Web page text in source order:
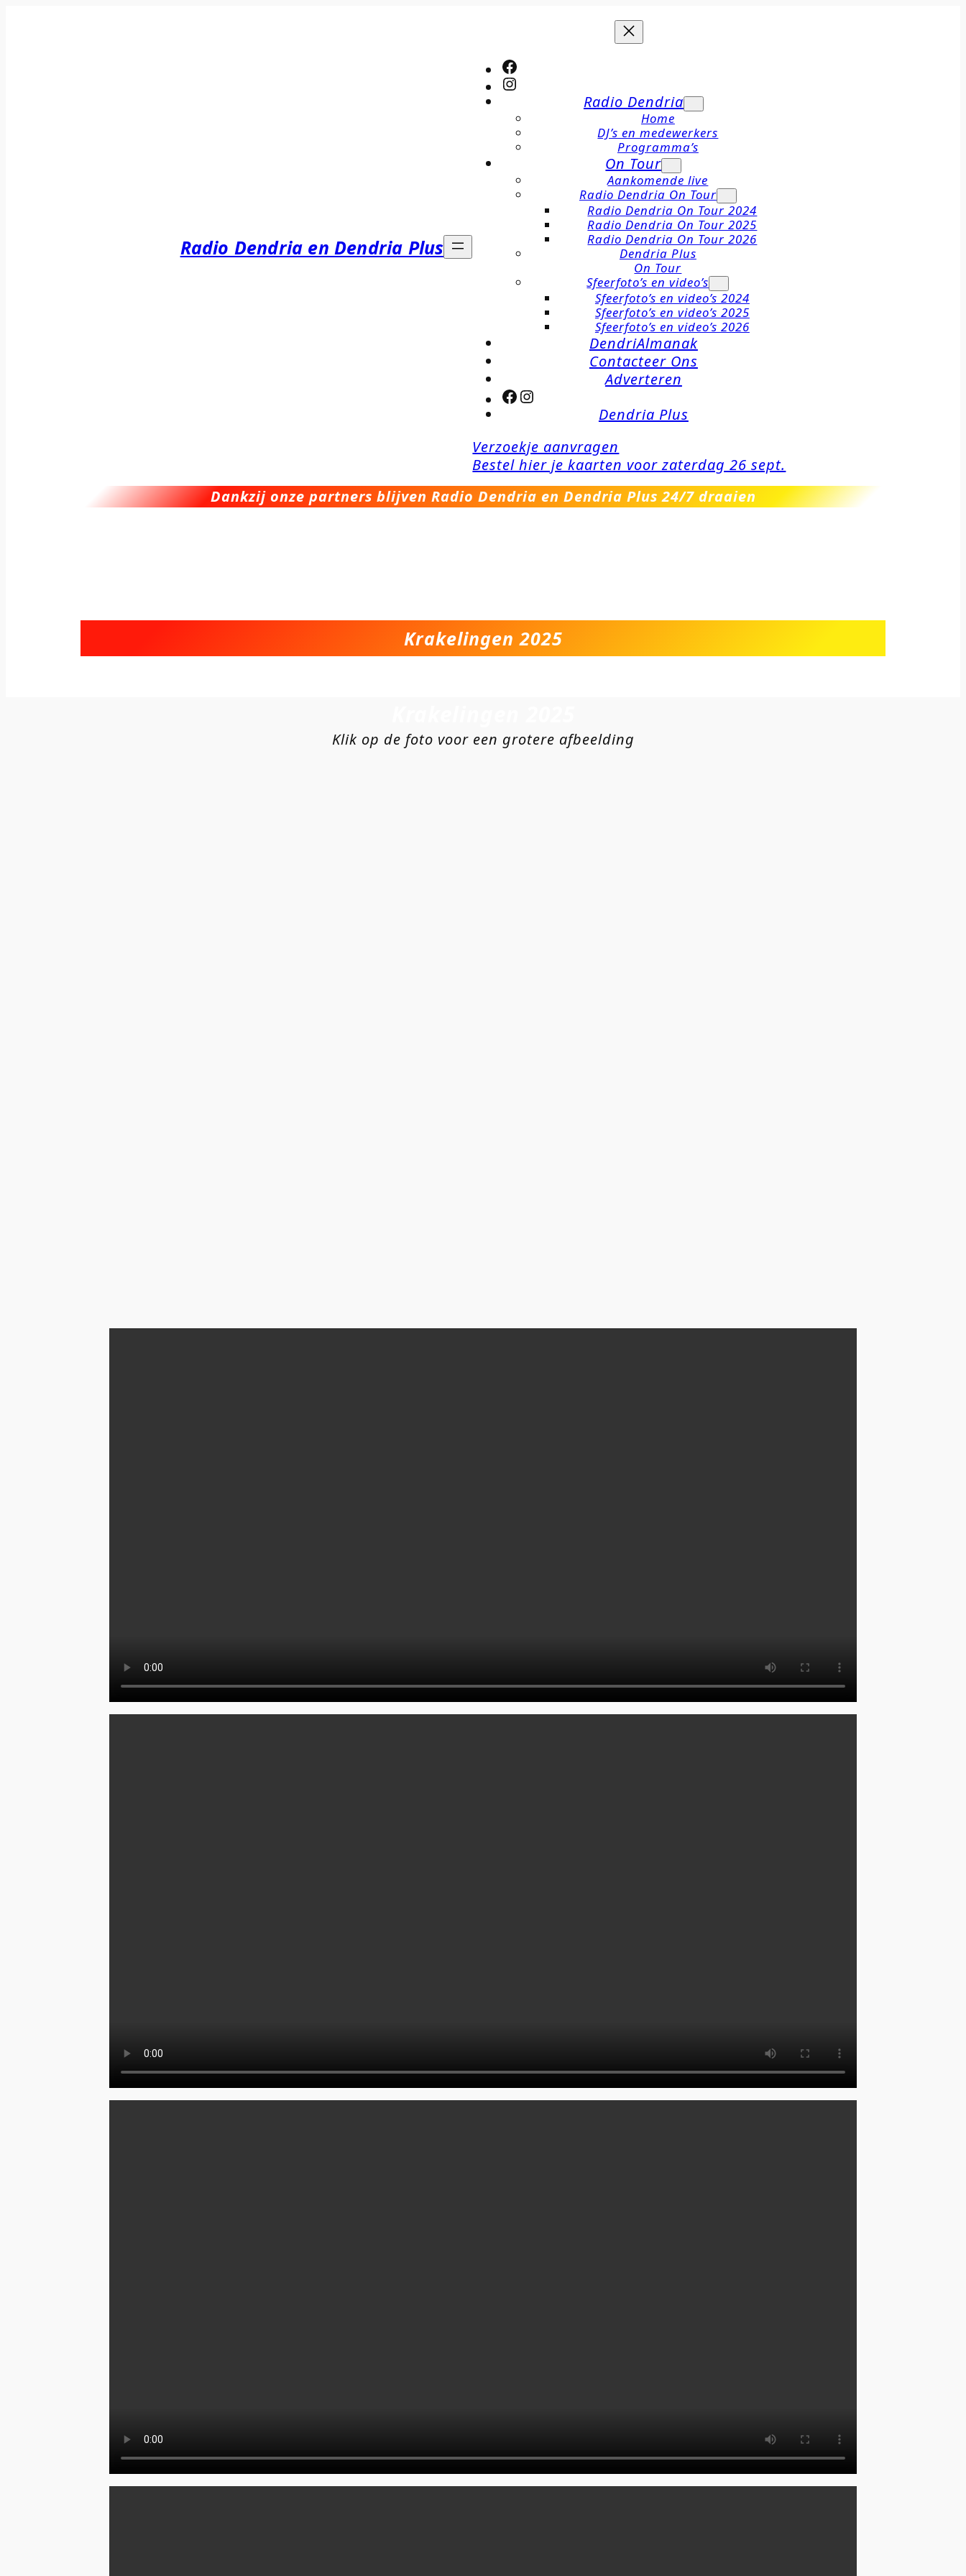
Radio Dendria en Dendria Plus
Facebook
Instagram
Radio Dendria
Home
DJ’s en medewerkers
Programma’s
On Tour
Aankomende live
Radio Dendria On Tour
Radio Dendria On Tour 2024
Radio Dendria On Tour 2025
Radio Dendria On Tour 2026
Dendria Plus
On Tour
Sfeerfoto’s en video’s
Sfeerfoto’s en video’s 2024
Sfeerfoto’s en video’s 2025
Sfeerfoto’s en video’s 2026
DendriAlmanak
Contacteer Ons
Adverteren
Facebook
Instagram
Dendria Plus
Verzoekje aanvragen
Bestel hier je kaarten voor zaterdag 26 sept.
Dankzij onze partners blijven Radio Dendria en Dendria Plus 24/7 draaien
Krakelingen 2025
Klik op de foto voor een grotere afbeelding